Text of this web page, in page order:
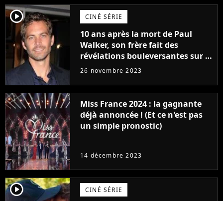
player2 CINÉ SÉRIE
10 ans après la mort de Paul
Walker, son frère fait des
révélations bouleversantes sur la
réaction des acteurs de Fast and
26 novembre 2023
Miss France 2024 : la gagnante
déjà annoncée ! (Et ce n'est pas
un simple pronostic)
14 décembre 2023
player2 CINÉ SÉRIE